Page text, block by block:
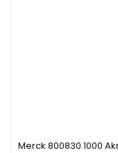
Merck 800830.1000